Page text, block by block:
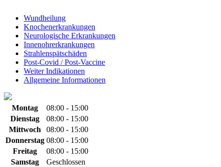
Wund­heilung
Knochen­erkrankungen
Neurologische Erkrankungen
Innenohr­erkrankungen
Strahlen­spätschäden
Post-Covid / Post-Vaccine
Weiter Indikationen
Allgemeine Informationen
Montag
08:00 - 15:00
Dienstag
08:00 - 15:00
Mittwoch
08:00 - 15:00
Donnerstag 08:00 - 15:00
Freitag
08:00 - 15:00
Samstag
Geschlossen